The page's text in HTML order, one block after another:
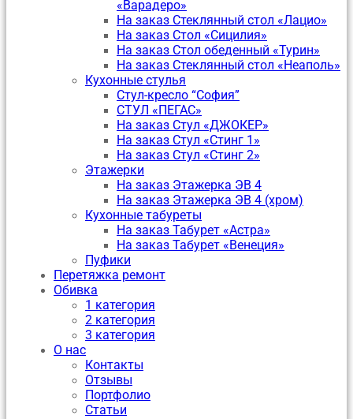
«Варадеро»
На заказ Стеклянный стол «Лацио»
На заказ Стол «Сицилия»
На заказ Стол обеденный «Турин»
На заказ Стеклянный стол «Неаполь»
Кухонные стулья
Стул-кресло “София”
CТУЛ «ПЕГАС»
На заказ Стул «ДЖОКЕР»
На заказ Стул «Стинг 1»
На заказ Стул «Стинг 2»
Этажерки
На заказ Этажерка ЭВ 4
На заказ Этажерка ЭВ 4 (хром)
Кухонные табуреты
На заказ Табурет «Астра»
На заказ Табурет «Венеция»
Пуфики
Перетяжка ремонт
Обивка
1 категория
2 категория
3 категория
О нас
Контакты
Отзывы
Портфолио
Статьи